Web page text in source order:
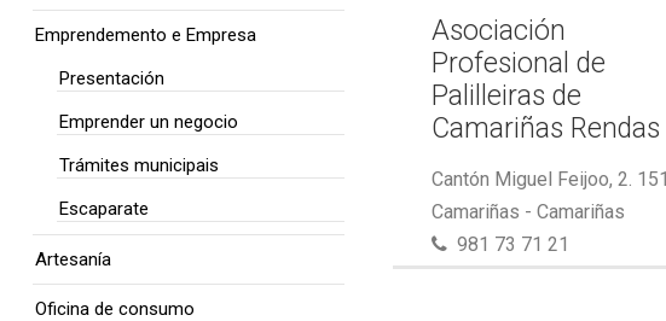
Asociación
Profesional de
Palilleiras de
Camariñas Rendas
Cantón Miguel Feijoo, 2.
Camariñas - Camariñas
981 73 71 21
Emprendemento e Empresa
Presentación
Emprender un negocio
Trámites municipais
Escaparate
Artesanía
Oficina de consumo